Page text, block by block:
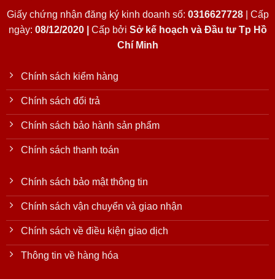
Giấy chứng nhận đăng ký kinh doanh số: 0316627728| Cấp
ngày: 08/12/2020 | Cấp bởi Sở kế hoạch và Đầu tư Tp Hồ
Chí Minh
Chính sách kiểm hàng
Chính sách đổi trả
Chính sách bảo hành sản phẩm
Chính sách thanh toán
Chính sách bảo mật thông tin
Chính sách vận chuyển và giao nhận
Chính sách về điều kiện giao dịch
Thông tin về hàng hóa